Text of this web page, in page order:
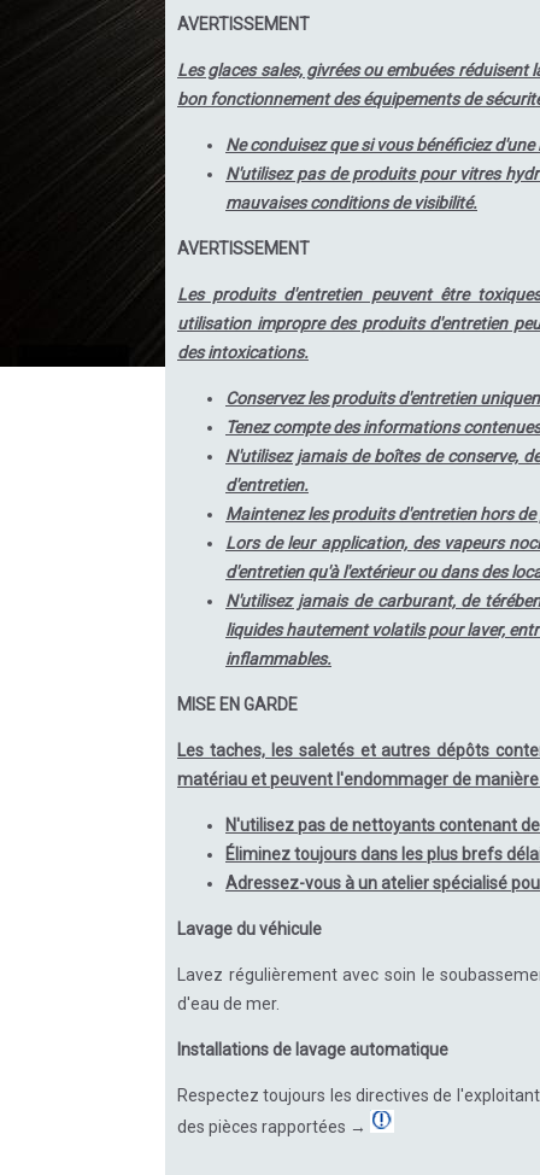
AVERTISSEMENT
Les glaces sales, givrées ou embuées
bon fonctionnement des équipements de
Ne conduisez que si vous bénéficiez
N'utilisez pas de produits pour vitres
mauvaises conditions de visibilité.
AVERTISSEMENT
Les produits d'entretien peuvent être
utilisation impropre des produits d'entretien
des intoxications.
Conservez les produits d'entretien
Tenez compte des informations
N'utilisez jamais de boîtes de conserve,
d'entretien.
Maintenez les produits d'entretien hors
Lors de leur application, des vapeurs
d'entretien qu'à l'extérieur ou dans des
N'utilisez jamais de carburant, de
liquides hautement volatils pour laver,
inflammables.
MISE EN GARDE
Les taches, les saletés et autres dépôts
matériau et peuvent l'endommager de
N'utilisez pas de nettoyants contenant
Éliminez toujours dans les plus brefs
Adressez-vous à un atelier spécialisé
Lavage du véhicule
Lavez régulièrement avec soin le
d'eau de mer.
Installations de lavage automatique
Respectez toujours les directives de
des pièces rapportées →